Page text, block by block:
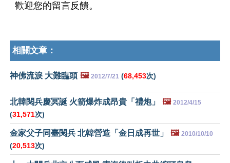
歡迎您的留言反饋。
相關文章：
神佛流淚 大難臨頭 🖼️ 2012/7/21 (68,453次)
北韓閱兵慶冥誕 火箭爆炸成昂貴「禮炮」 🖼️ 2012/4/15
(31,571次)
金家父子同臺閱兵 北韓營造「金日成再世」 🖼️ 2010/10/10
(20,513次)